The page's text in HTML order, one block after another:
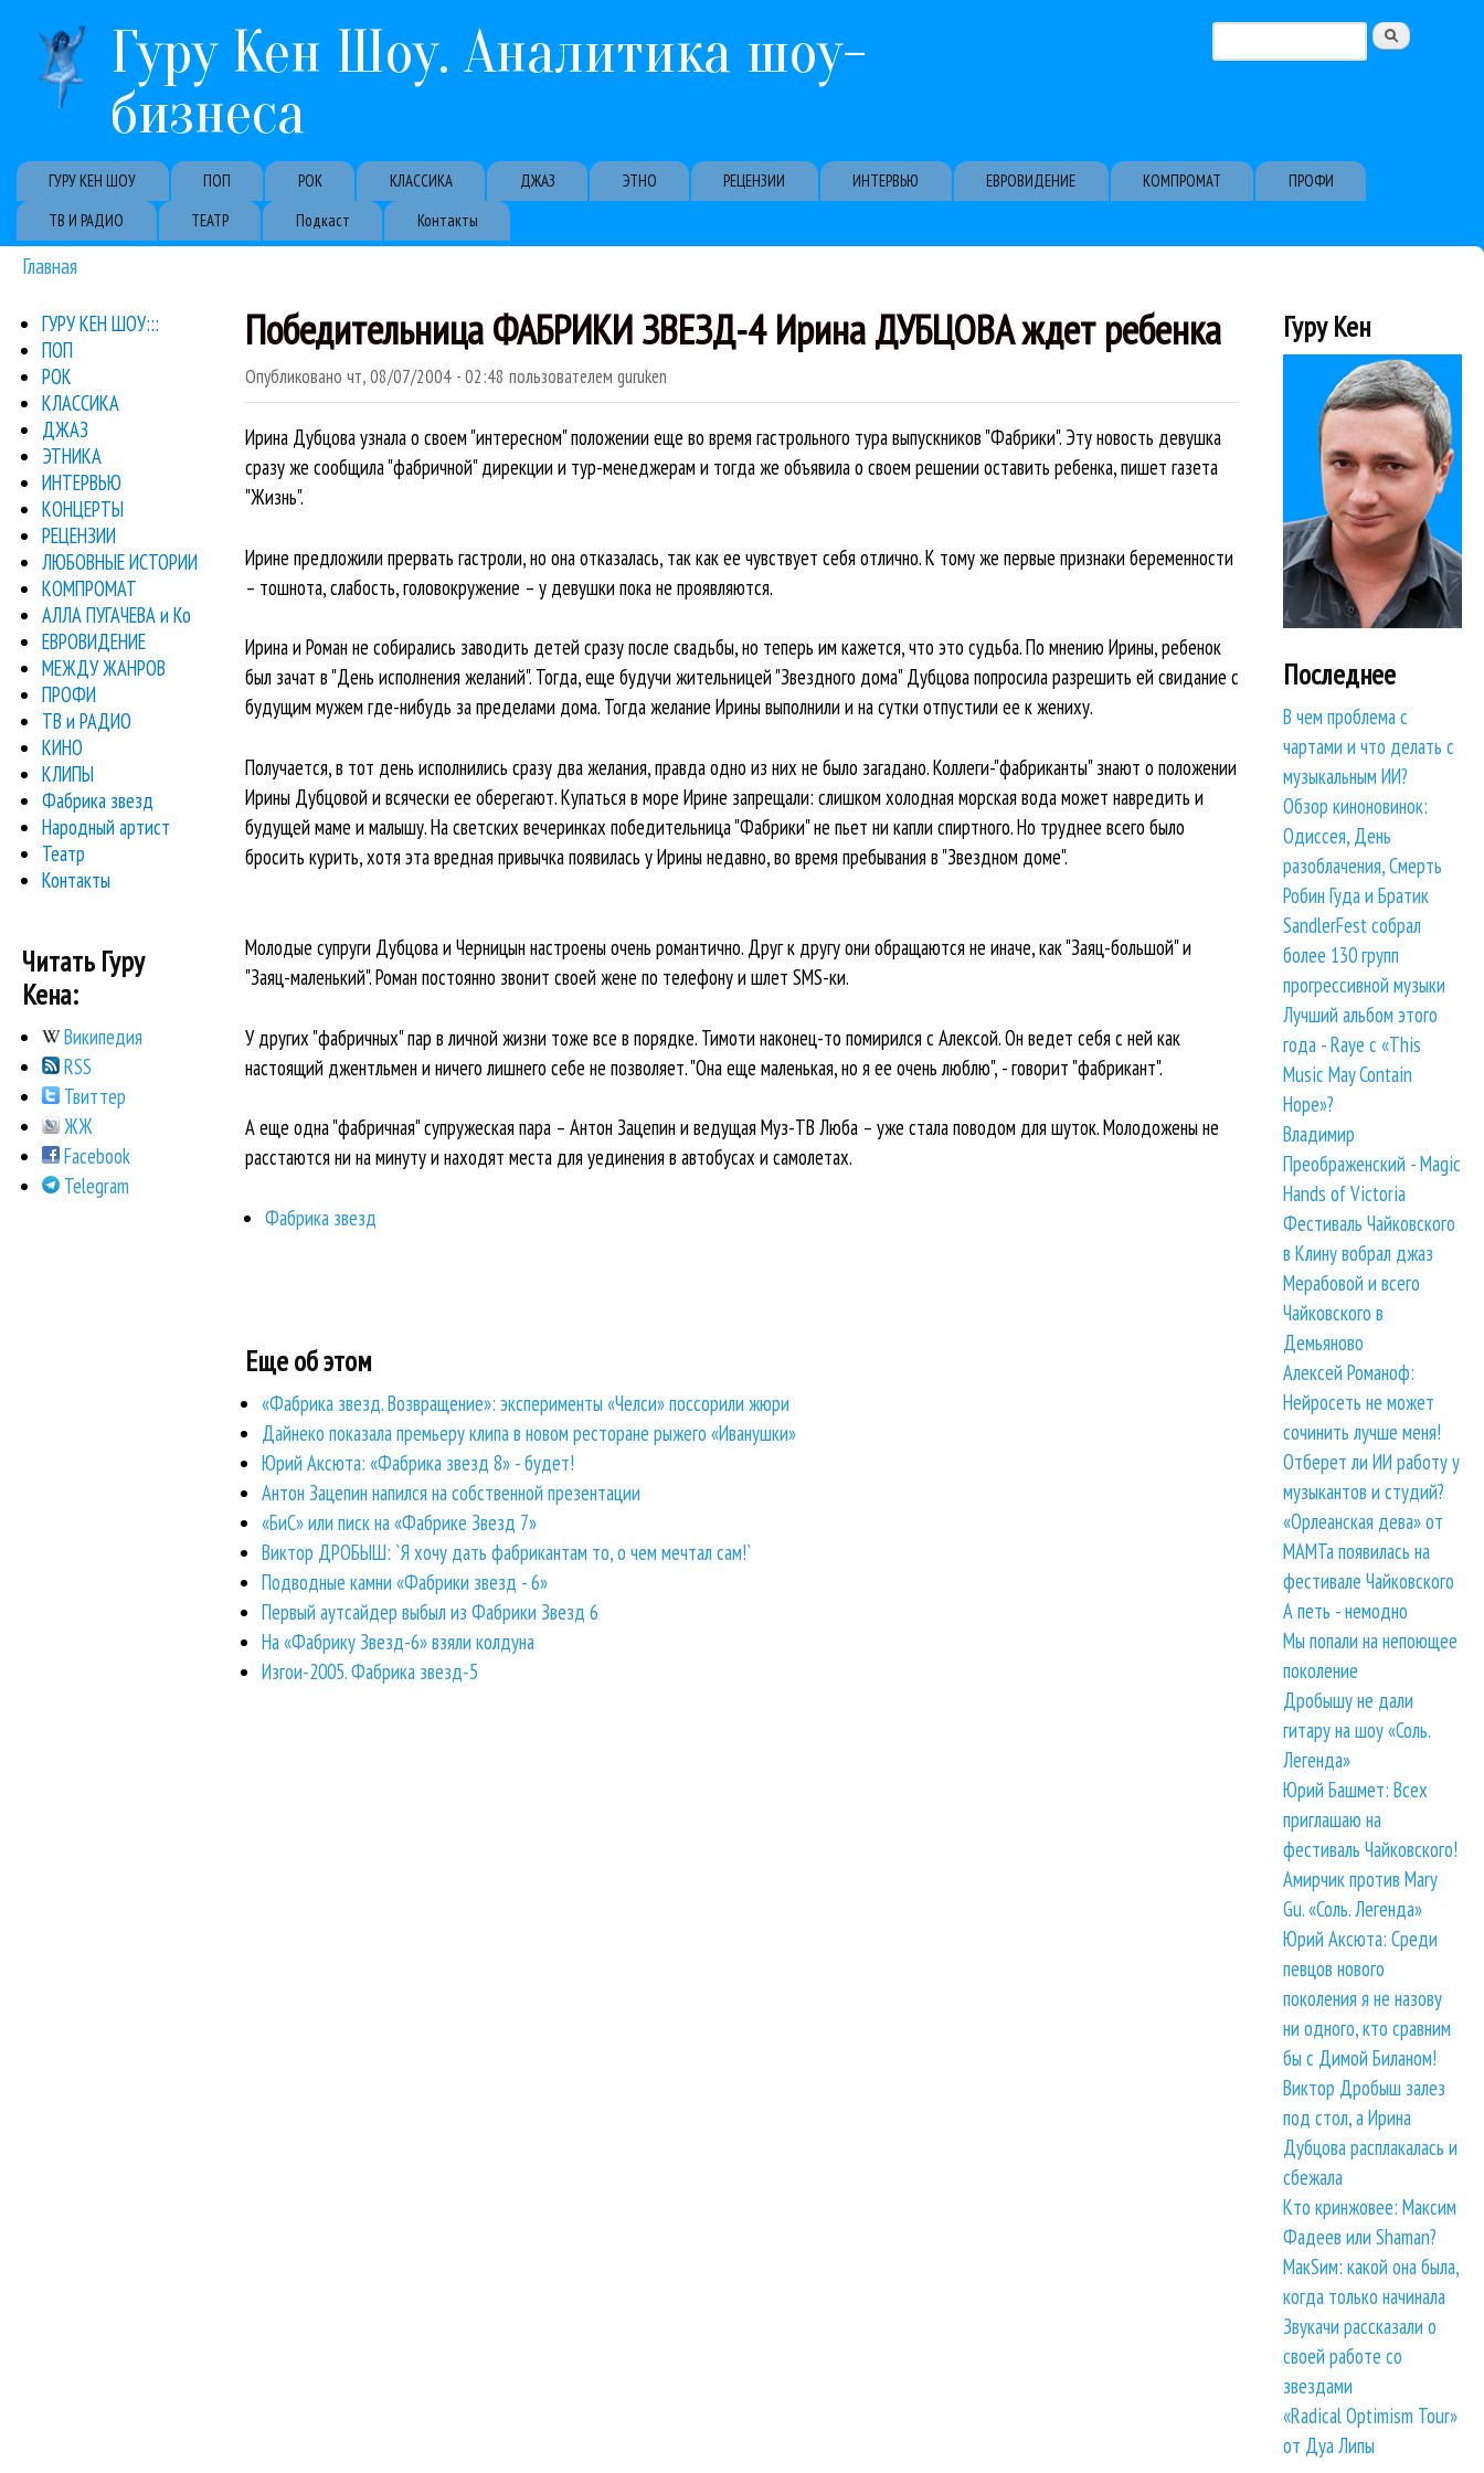
Гуру Кен Шоу. Аналитика шоу-
бизнеса
Форма поиска
Primary links
ГУРУ КЕН ШОУ ПОП РОК КЛАССИКА ДЖАЗ ЭТНО РЕЦЕНЗИИ ИНТЕРВЬЮ ЕВРОВИДЕНИЕ КОМПРОМАТ
ПРОФИ
ТВ И РАДИО
ТЕАТР Подкаст Контакты
Вы здесь
Главная
Победительница ФАБРИКИ ЗВЕЗД-4 Ирина ДУБЦОВА ждет ребенка
Опубликовано чт, 08/07/2004 - 02:48 пользователем guruken
Ирина Дубцова узнала о своем "интересном" положении еще во время гастрольного тура выпускников "Фабрики". Эту новость девушка
сразу же сообщила "фабричной" дирекции и тур-менеджерам и тогда же объявила о своем решении оставить ребенка, пишет газета
"Жизнь".
Ирине предложили прервать гастроли, но она отказалась, так как ее чувствует себя отлично. К тому же первые признаки беременности
– тошнота, слабость, головокружение – у девушки пока не проявляются.
Ирина и Роман не собирались заводить детей сразу после свадьбы, но теперь им кажется, что это судьба. По мнению Ирины, ребенок
был зачат в "День исполнения желаний". Тогда, еще будучи жительницей "Звездного дома" Дубцова попросила разрешить ей свидание с
будущим мужем где-нибудь за пределами дома. Тогда желание Ирины выполнили и на сутки отпустили ее к жениху.
Получается, в тот день исполнились сразу два желания, правда одно из них не было загадано. Коллеги-"фабриканты" знают о положении
Ирины Дубцовой и всячески ее оберегают. Купаться в море Ирине запрещали: слишком холодная морская вода может навредить и
будущей маме и малышу. На светских вечеринках победительница "Фабрики" не пьет ни капли спиртного. Но труднее всего было
бросить курить, хотя эта вредная привычка появилась у Ирины недавно, во время пребывания в "Звездном доме".
Молодые супруги Дубцова и Черницын настроены очень романтично. Друг к другу они обращаются не иначе, как "Заяц-большой" и
"Заяц-маленький". Роман постоянно звонит своей жене по телефону и шлет SMS-ки.
У других "фабричных" пар в личной жизни тоже все в порядке. Тимоти наконец-то помирился с Алексой. Он ведет себя с ней как
настоящий джентльмен и ничего лишнего себе не позволяет. "Она еще маленькая, но я ее очень люблю", - говорит "фабрикант".
А еще одна "фабричная" супружеская пара – Антон Зацепин и ведущая Муз-ТВ Люба – уже стала поводом для шуток. Молодожены не
расстаются ни на минуту и находят места для уединения в автобусах и самолетах.
Фабрика звезд
Еще об этом
«Фабрика звезд. Возвращение»: эксперименты «Челси» поссорили жюри
Дайнеко показала премьеру клипа в новом ресторане рыжего «Иванушки»
Юрий Аксюта: «Фабрика звезд 8» - будет!
Антон Зацепин напился на собственной презентации
«БиС» или писк на «Фабрике Звезд 7»
Виктор ДРОБЫШ: `Я хочу дать фабрикантам то, о чем мечтал сам!`
Подводные камни «Фабрики звезд - 6»
Первый аутсайдер выбыл из Фабрики Звезд 6
На «Фабрику Звезд-6» взяли колдуна
Изгои-2005. Фабрика звезд-5
ГУРУ КЕН ШОУ:::
ПОП
РОК
КЛАССИКА
ДЖАЗ
ЭТНИКА
ИНТЕРВЬЮ
КОНЦЕРТЫ
РЕЦЕНЗИИ
ЛЮБОВНЫЕ ИСТОРИИ
КОМПРОМАТ
АЛЛА ПУГАЧЕВА и Ко
ЕВРОВИДЕНИЕ
МЕЖДУ ЖАНРОВ
ПРОФИ
ТВ и РАДИО
КИНО
КЛИПЫ
Фабрика звезд
Народный артист
Театр
Контакты
Читать Гуру
Кена:
Википедия
RSS
Твиттер
ЖЖ
Facebook
Telegram
Гуру Кен
Последнее
В чем проблема с
чартами и что делать с
музыкальным ИИ?
Обзор киноновинок:
Одиссея, День
разоблачения, Смерть
Робин Гуда и Братик
SandlerFest собрал
более 130 групп
прогрессивной музыки
Лучший альбом этого
года - Raye с «This
Music May Contain
Hope»?
Владимир
Преображенский - Magic
Hands of Victoria
Фестиваль Чайковского
в Клину вобрал джаз
Мерабовой и всего
Чайковского в
Демьяново
Алексей Романоф:
Нейросеть не может
сочинить лучше меня!
Отберет ли ИИ работу у
музыкантов и студий?
«Орлеанская дева» от
МАМТа появилась на
фестивале Чайковского
А петь - немодно
Мы попали на непоющее
поколение
Дробышу не дали
гитару на шоу «Соль.
Легенда»
Юрий Башмет: Всех
приглашаю на
фестиваль Чайковского!
Амирчик против Mary
Gu. «Соль. Легенда»
Юрий Аксюта: Среди
певцов нового
поколения я не назову
ни одного, кто сравним
бы с Димой Биланом!
Виктор Дробыш залез
под стол, а Ирина
Дубцова расплакалась и
сбежала
Кто кринжовее: Максим
Фадеев или Shaman?
МакSим: какой она была,
когда только начинала
Звукачи рассказали о
своей работе со
звездами
«Radical Optimism Tour»
от Дуа Липы